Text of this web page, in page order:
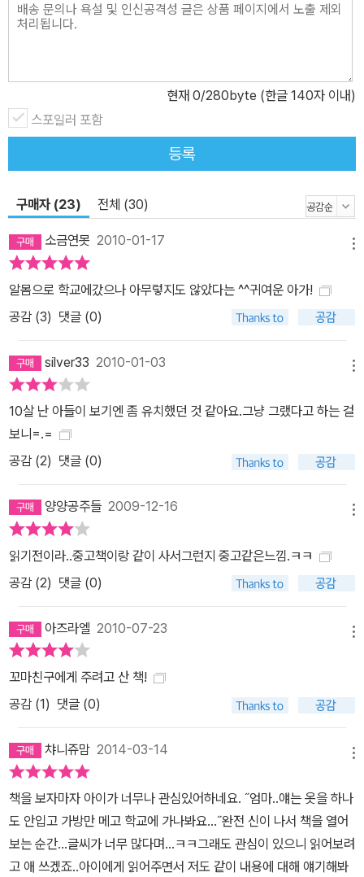
태에 놓인 당사자만큼 힘든 사람은 없다는 것을 보여준다. 즉 타인의
성숙한 배려에도 불구하고 차이를 가진 개인은 어떤 형식으로든 불편
려 창피함과 부끄러움에서 벗어나려고 생각한다. 그래서 숲 속에서
나뭇잎과 나무줄기를 찾는다. 피에르는 나뭇잎을 찾다가 자신처럼 똑
같은 알몸의 옆 반 여자아이를 만나 기뻐 어쩔 줄 모른다. 둘은 숲 속
에서 즐겁게 놀고 떠들면서 나뭇잎으로 옷을 만들어 입고 시작종이
이를 만나면서 마음의 안정을 얻고 자신은 혼자가 아니라는 것을 느
낀다. 그리고는 쉬는 시간이 끝나자 피에르는 창피함과 부끄러움을
떨치고 이전보다 더 적극적으로 수업에 임한다. 피에르는 그 여자아
이를 통해 차이를 가진 사람이 나뿐이 아니라는 사실을 알아간다. 그
깨달아 가는 과정이다. 그리고 그것은 창피하거나 부끄러워할 필요가
는 등교할 때의 모습이 아니라 완전히 평소의 모습으로 돌아오게 된
다. 그리고 하굣길이 체육시간처럼 즐겁게 느껴진다고 말한다. 또한
알몸이 가벼워 좋다고 말한다. 그러면서 피에르는 날아갈 듯이 집으
로 돌아간다. 처음 알몸으로 등교 할 때 피에르는 친구들과 다른 사람
들의 반응을 어색하게 받아들였다. 하지만 지금은 사람들의 태도를
긍정적으로 받아들인다. 그렇게 되자 주위 사람들의 미소가 진짜 미
소로 보이고 자신도 편견 없이 있는 그대로 그것을 받아들이게 되는
장면이다. 편견 없는 배려는 주고받는 사람 모두가 열려있어야 가능
한 것이다. 아무리 배려를 잘 해도 마음의 문을 닫고 있으면 진정 어린
배려조차도 동정과 편견으로 보이기 마련이란 것을 말해준다. 차이를
이를 대하는 성숙한 문화가 어떻게 서로 교감하는지, 그 교감을 통해
차이를 가진 개인이 어떻게 자신감을 회복하는지, 그리고 그런 교감
과 개인의 노력이 그 차이를 오히려 장점으로 극복할 수 있다는 것을
려는 책은 많지만 이렇게 차이를 감싸는 성숙한 배려를 문화로 이해
큼이나 알몸으로 학교를 간다는 재미있는 발상, 글을 압도하는 수준
높은 그림 그리고 곳곳에 숨겨둔 피에르에 대한 섬세한 심리적 묘사
는 이 책을 보는 누구든 입가에 흐뭇한 미소를 짓게 한다. 더불어 주인
공 피에르의 긍정적이고도 발랄한 캐릭터는 이 책의 가치를 더욱 높
여 준다.
현재 0/280byte (한글 140자 이내)
스포일러 포함
등록
구매자 (23) 전체 (30)
소금연못 2010-01-17
알몸으로 학교에갔으나 아무렇지도 않았다는 ^^귀여운 아가!
공감 (3) 댓글 (0)
silver33 2010-01-03
10살 난 아들이 보기엔 좀 유치했던 것 같아요.그냥 그랬다고 하는 걸
보니=.=
공감 (2) 댓글 (0)
양양공주들 2009-12-16
읽기전이라..중고책이랑 같이 사서그런지 중고같은느낌.ㅋㅋ
공감 (2) 댓글 (0)
아즈라엘 2010-07-23
꼬마친구에게 주려고 산 책!
공감 (1) 댓글 (0)
챠니쥬맘 2014-03-14
책을 보자마자 아이가 너무나 관심있어하네요. ˝엄마..얘는 옷을 하나
도 안입고 가방만 메고 학교에 가나봐요...˝완전 신이 나서 책을 열어
보는 순간...글씨가 너무 많다며...ㅋㅋ그래도 관심이 있으니 읽어보려
고 애 쓰겠죠..아이에게 읽어주면서 저도 같이 내용에 대해 얘기해봐